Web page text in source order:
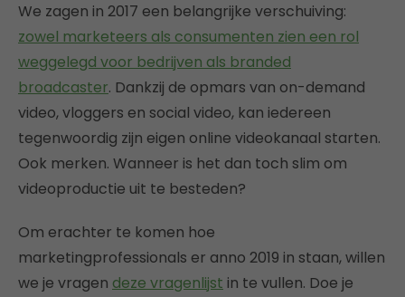
We zagen in 2017 een belangrijke verschuiving:
zowel marketeers als consumenten zien een rol
weggelegd voor bedrijven als branded
broadcaster. Dankzij de opmars van on-demand
video, vloggers en social video, kan iedereen
tegenwoordig zijn eigen online videokanaal starten.
Ook merken. Wanneer is het dan toch slim om
videoproductie uit te besteden?
Om erachter te komen hoe
marketingprofessionals er anno 2019 in staan, willen
we je vragen deze vragenlijst in te vullen. Doe je